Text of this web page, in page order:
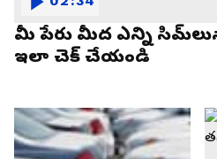
మీ పేరు మీద ఎన్ని
ఇలా చెక్ చేయండి